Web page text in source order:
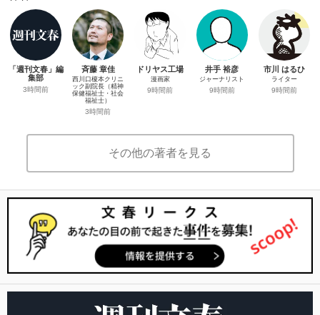
「週刊文春」編
集部
3時間前
斉藤 章佳
西川口榎本クリニ
ック副院長（精神
保健福祉士・社会
福祉士）
3時間前
ドリヤス工場
漫画家
9時間前
井手 裕彦
ジャーナリスト
9時間前
市川 はるひ
ライター
9時間前
その他の著者を見る